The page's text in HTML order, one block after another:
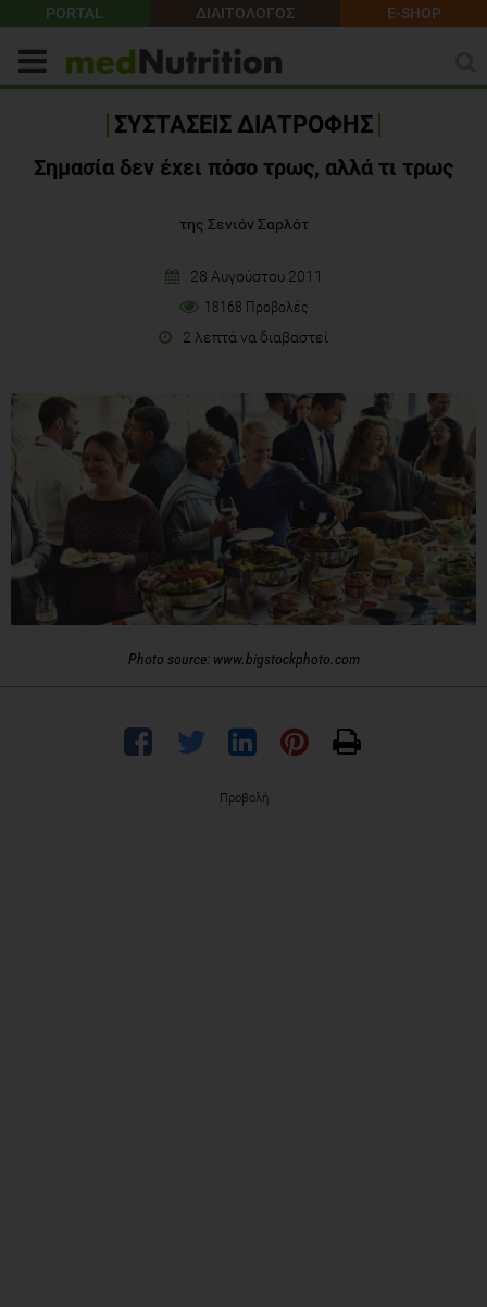
PORTAL ΔΙΑΙΤΟΛΟΓΟΣ E-SHOP
ΣΥΣΤΑΣΕΙΣ ΔΙΑΤΡΟΦΗΣ
Σημασία δεν έχει πόσο τρως, αλλά τι τρως
της Σενιόν Σαρλότ
28 Αυγούστου 2011
18168 Προβολές
2 λεπτά να διαβαστεί
Photo source: www.bigstockphoto.com
Προβολή